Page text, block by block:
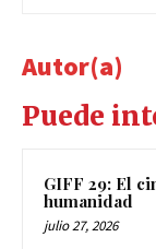
Autor(a)
Puede
GIFF 29: El
humanidad
julio 27, 2026